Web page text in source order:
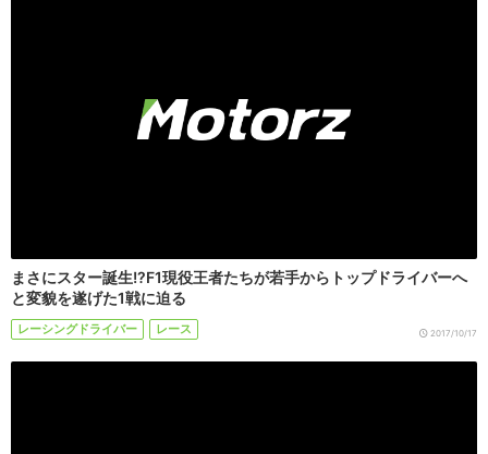
まさにスター誕生!?F1現役王者たちが若手からトップドライバーへ
と変貌を遂げた1戦に迫る
レーシングドライバー レース 2017/10/17